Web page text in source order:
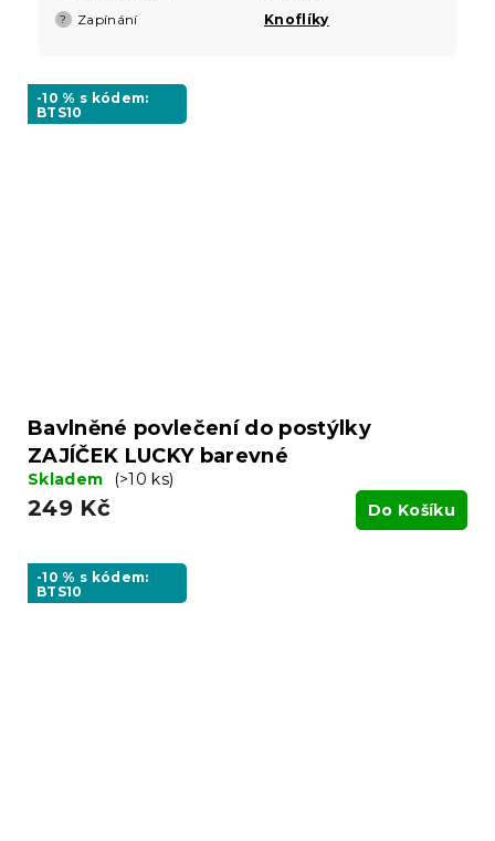
? Zapínání Knoflíky
-10 % s kódem:
BTS10
Bavlněné povlečení do postýlky
ZAJÍČEK LUCKY barevné
Skladem (>10 ks)
249 Kč Do Košíku
-10 % s kódem:
BTS10